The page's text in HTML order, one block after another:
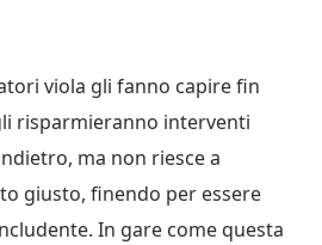
viola gli fanno capire fin
risparmieranno interventi
ma non riesce a
giusto, finendo per essere
In gare come questa